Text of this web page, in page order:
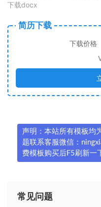
下载docx
简历下载
下载价格
声明：本站所有模板均
题联系客服微信：
费模板购买后F5刷新一
常见问题